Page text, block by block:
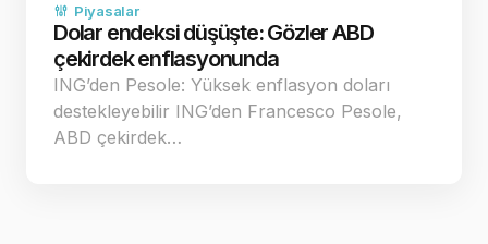
Piyasalar
Dolar endeksi düşüşte: Gözler ABD
çekirdek enflasyonunda
ING’den Pesole: Yüksek enflasyon doları
destekleyebilir ING’den Francesco Pesole,
ABD çekirdek…